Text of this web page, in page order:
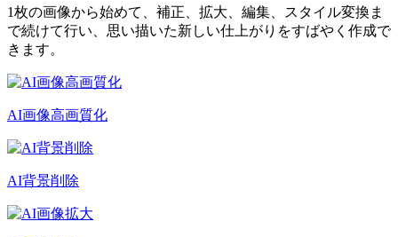
1枚の画像から始めて、補正、拡大、編集、スタイル変換ま
で続けて行い、思い描いた新しい仕上がりをすばやく作成で
きます。
AI画像高画質化
AI背景削除